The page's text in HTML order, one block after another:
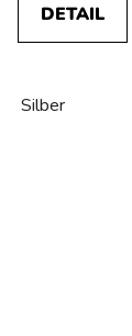
DETAIL
Silber